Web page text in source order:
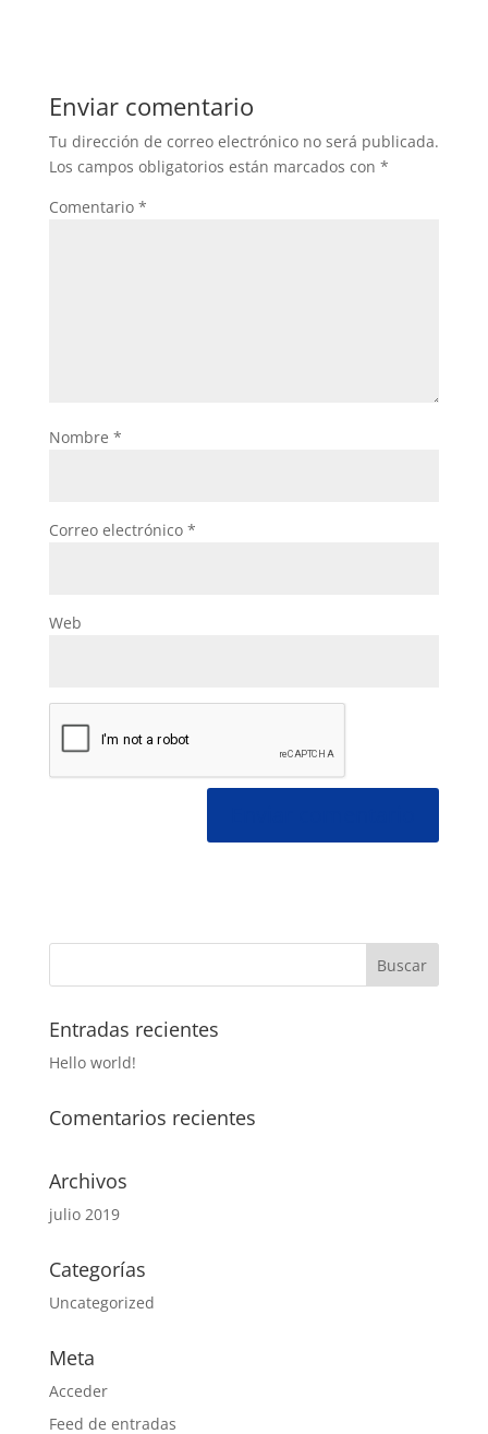
Enviar comentario
Tu dirección de correo electrónico no será publicada.
Los campos obligatorios están marcados con *
Comentario *
Nombre *
Correo electrónico *
Web
Entradas recientes
Hello world!
Comentarios recientes
Archivos
julio 2019
Categorías
Uncategorized
Meta
Acceder
Feed de entradas